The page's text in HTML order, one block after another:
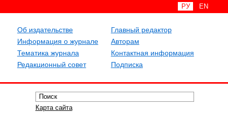
РУ EN
Об издательстве
Информация о журнале
Тематика журнала
Редакционный совет
Главный редактор
Авторам
Контактная информация
Подписка
Карта сайта